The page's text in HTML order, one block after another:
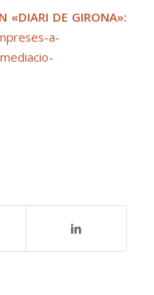
«DIARI DE GIRONA»:
a-